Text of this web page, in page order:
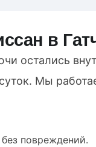
в
остались
Мы
повреждений.